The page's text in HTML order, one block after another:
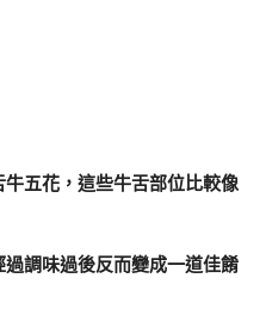
五花，這些牛舌部位比較像
調味過後反而變成一道佳餚